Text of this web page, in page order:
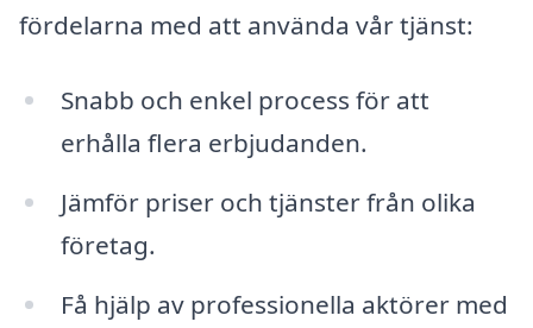
fördelarna med att använda vår tjänst:
Snabb och enkel process för att
erhålla flera erbjudanden.
Jämför priser och tjänster från olika
företag.
Få hjälp av professionella aktörer med